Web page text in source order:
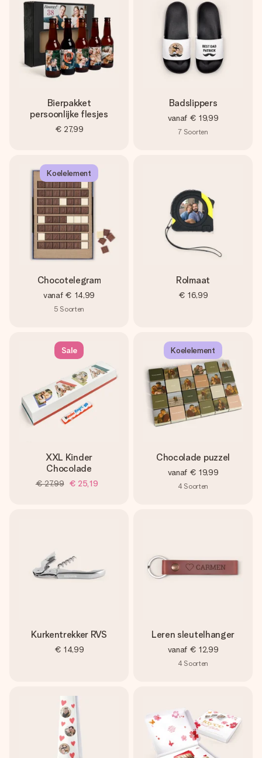
Bierpakket
persoonlijke flesjes
€ 27,99
Badslippers
vanaf € 19,99
7 Soorten
Koelelement
Chocotelegram
vanaf € 14,99
5 Soorten
Rolmaat
€ 16,99
Sale
XXL Kinder
Chocolade
€ 27,99 € 25,19
Koelelement
Chocolade puzzel
vanaf € 19,99
4 Soorten
Kurkentrekker RVS
€ 14,99
Leren sleutelhanger
vanaf € 12,99
4 Soorten